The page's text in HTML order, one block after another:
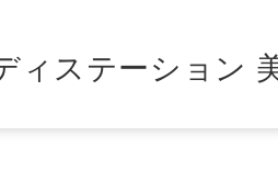
ィステーション